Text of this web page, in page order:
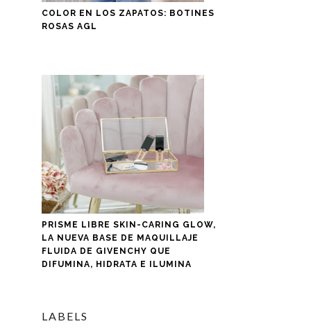
COLOR EN LOS ZAPATOS: BOTINES
ROSAS AGL
PRISME LIBRE SKIN-CARING GLOW,
LA NUEVA BASE DE MAQUILLAJE
FLUIDA DE GIVENCHY QUE
DIFUMINA, HIDRATA E ILUMINA
LABELS